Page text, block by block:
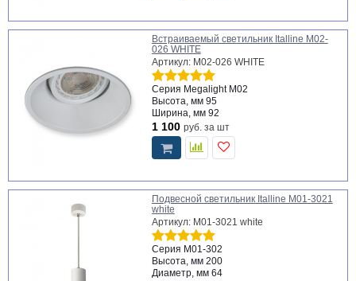
Встраиваемый светильник Italline M02-
026 WHITE
Артикул: M02-026 WHITE
Серия Megalight M02
Высота, мм 95
Ширина, мм 92
1 100 руб. за шт
Подвесной светильник Italline M01-3021
white
Артикул: M01-3021 white
Серия M01-302
Высота, мм 200
Диаметр, мм 64